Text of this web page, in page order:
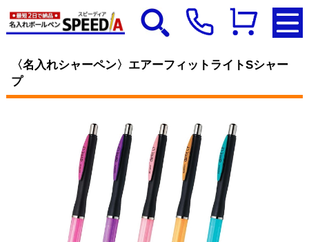
〈名入れシャーペン〉エアーフィットライトSシャー
プ